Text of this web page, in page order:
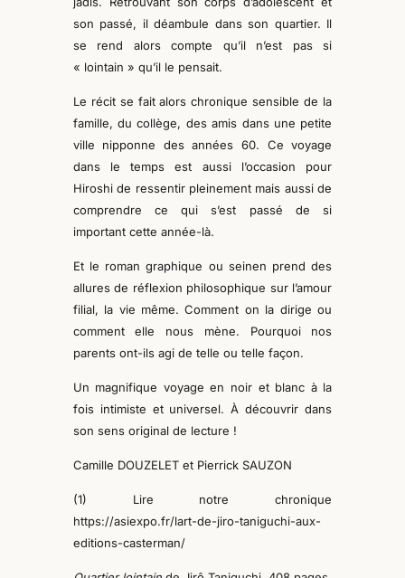
son passé, il déambule dans son quartier. Il
se rend alorscompte qu’il n’est pas si
« lointain » qu’il le pensait.
Le récit se fait alors chronique sensible de la
famille, du collège, des amis dans une petite
ville nipponne des années 60. Ce voyage
dans le temps est aussi l’occasion pour
Hiroshi de ressentir pleinement mais aussi de
comprendre ce qui s’est passé de si
important cette année-là.
Et le roman graphique ou seinen prend des
allures de réflexion philosophique sur l’amour
filial, la vie même. Comment on la dirige ou
comment elle nous mène. Pourquoi nos
parents ont-ils agi de telle ou telle façon.
Un magnifique voyageen noir et blanc à la
fois intimiste et universel. À découvrirdans
son sens original de lecture !
Camille DOUZELET et Pierrick SAUZON
(1) Lire notre chronique
https://asiexpo.fr/lart-de-jiro-taniguchi-aux-
editions-casterman/